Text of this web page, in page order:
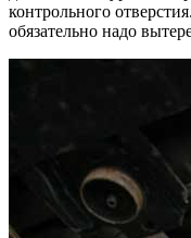
контрольного
обязательно надо